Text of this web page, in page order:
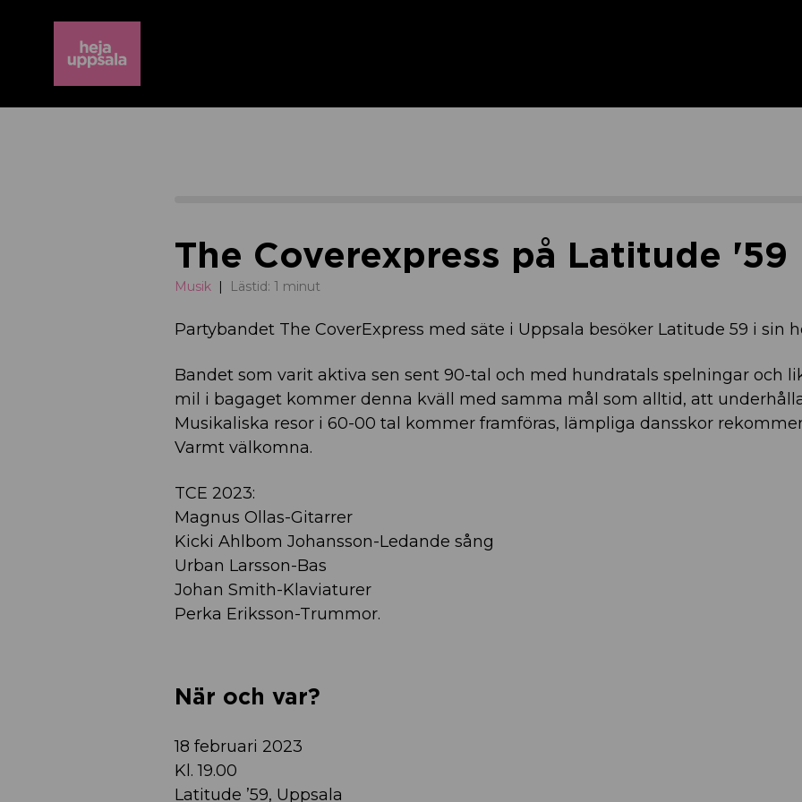
The Coverexpress på Latitude '59
Musik Lästid: 1 minut
Partybandet The CoverExpress med säte i Uppsala besöker Latitude 59 i sin
Bandet som varit aktiva sen sent 90-tal och med hundratals spelningar och
mil i bagaget kommer denna kväll med samma mål som alltid, att
Musikaliska resor i 60-00 tal kommer framföras, lämpliga dansskor
Varmt välkomna.
TCE 2023:
Magnus Ollas-Gitarrer
Kicki Ahlbom Johansson-Ledande sång
Urban Larsson-Bas
Johan Smith-Klaviaturer
Perka Eriksson-Trummor.
När och var?
18 februari 2023
Kl. 19.00
Latitude ’59, Uppsala